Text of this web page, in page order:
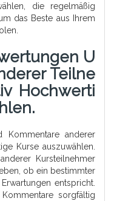
die regelmäßig
das Beste aus Ihrem
U
Teilne
Hochwerti
Kommentare anderer
Kurse auszuwählen.
Kursteilnehmer
ob ein bestimmter
entspricht.
sorgfältig